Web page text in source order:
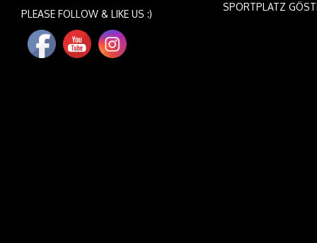
PLEASE FOLLOW & LIKE US :)
SPORTPLATZ